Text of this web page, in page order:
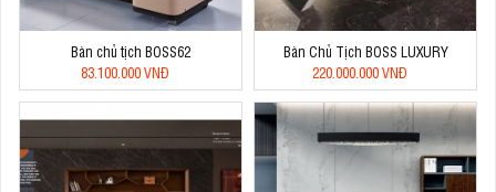
Bàn chủ tịch BOSS62
83.100.000 VNĐ
Bàn Chủ Tịch BOSS LUXURY
220.000.000 VNĐ